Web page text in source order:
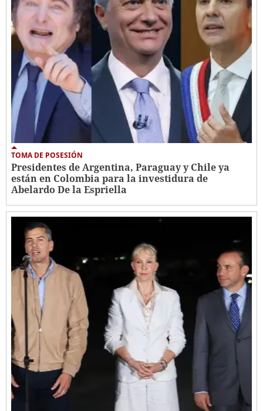
TOMA DE POSESIÓN
Presidentes de Argentina, Paraguay y Chile ya
están en Colombia para la investidura de
Abelardo De la Espriella